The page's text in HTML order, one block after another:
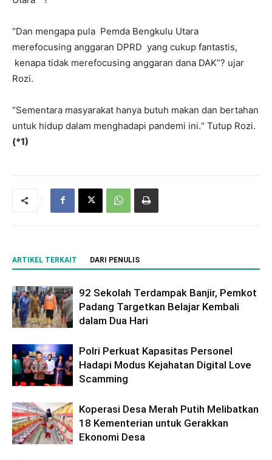
“Dan mengapa pula Pemda Bengkulu Utara
merefocusing anggaran DPRD yang cukup fantastis,
kenapa tidak merefocusing anggaran dana DAK”? ujar
Rozi.
“Sementara masyarakat hanya butuh makan dan bertahan
untuk hidup dalam menghadapi pandemi ini.“ Tutup Rozi.
(*1)
ARTIKEL TERKAIT DARI PENULIS
92 Sekolah Terdampak Banjir, Pemkot
Padang Targetkan Belajar Kembali
dalam Dua Hari
Polri Perkuat Kapasitas Personel
Hadapi Modus Kejahatan Digital Love
Scamming
Koperasi Desa Merah Putih Melibatkan
18 Kementerian untuk Gerakkan
Ekonomi Desa